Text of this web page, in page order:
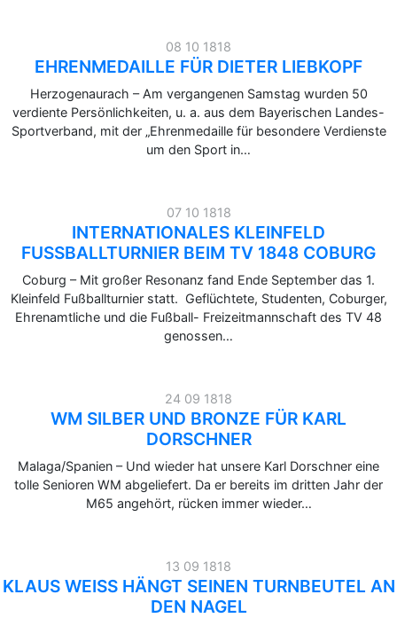
08 10 1818
EHRENMEDAILLE FÜR DIETER LIEBKOPF
Herzogenaurach – Am vergangenen Samstag wurden 50
verdiente Persönlichkeiten, u. a. aus dem Bayerischen Landes-
Sportverband, mit der „Ehrenmedaille für besondere Verdienste
um den Sport in…
07 10 1818
INTERNATIONALES KLEINFELD
FUSSBALLTURNIER BEIM TV 1848 COBURG
Coburg – Mit großer Resonanz fand Ende September das 1.
Kleinfeld Fußballturnier statt. Geflüchtete, Studenten, Coburger,
Ehrenamtliche und die Fußball- Freizeitmannschaft des TV 48
genossen…
24 09 1818
WM SILBER UND BRONZE FÜR KARL
DORSCHNER
Malaga/Spanien – Und wieder hat unsere Karl Dorschner eine
tolle Senioren WM abgeliefert. Da er bereits im dritten Jahr der
M65 angehört, rücken immer wieder…
13 09 1818
KLAUS WEISS HÄNGT SEINEN TURNBEUTEL AN D
EN NAGEL